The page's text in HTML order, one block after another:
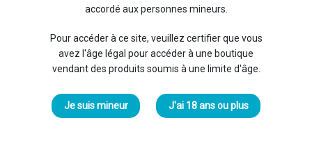
accordé aux personnes mineurs.
Pour accéder à ce site, veuillez certifier que vous
avez l'âge légal pour accéder à une boutique
vendant des produits soumis à une limite d'âge.
Je suis mineur J'ai 18 ans ou plus